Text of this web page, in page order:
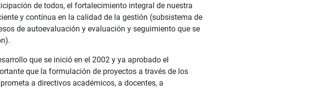
de todos, el fortalecimiento integral de nuestra
y contínua en la calidad de la gestión (subsistema de
de autoevaluación y evaluación y seguimiento que se
que se inició en el 2002 y ya aprobado el
que la formulación de proyectos a través de los
a directivos académicos, a docentes, a